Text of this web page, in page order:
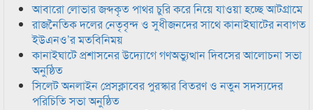
আবারো লোভার জব্দকৃত পাথর চুরি করে নিয়ে যাওয়া হচ্ছে আটগ্রামে
রাজনৈতিক দলের নেতৃবৃন্দ ও সুধীজনদের সাথে কানাইঘাটের নবাগত
ইউএনও’র মতবিনিময়
কানাইঘাটে প্রশাসনের উদ্যোগে গণঅভ্যুত্থান দিবসের আলোচনা সভা
অনুষ্ঠিত
সিলেট অনলাইন প্রেসক্লাবের পুরস্কার বিতরণ ও নতুন সদস্যদের
পরিচিতি সভা অনুষ্ঠিত